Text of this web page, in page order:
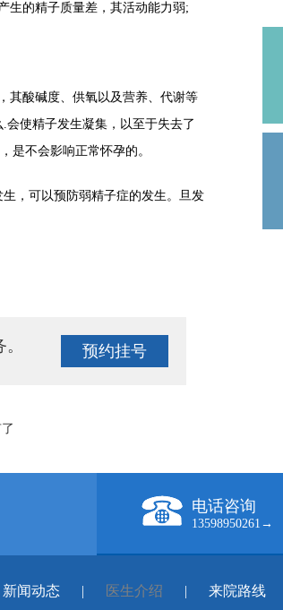
的精子质量差，其活动能力弱;
酸碱度、供氧以及营养、代谢等
使精子发生凝集，以至于失去了
是不会影响正常怀孕的。
，可以预防弱精子症的发生。旦发
预约挂号
电话咨询
13598950261→
新闻动态 | 医生介绍 | 来院路线